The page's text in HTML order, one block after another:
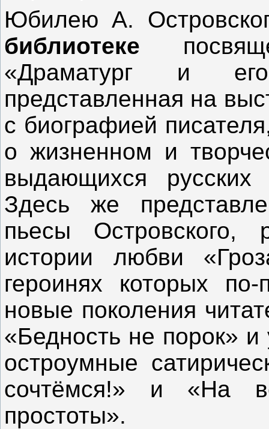
Юбилею А.
библиотеке
«Драматург и
представленная на
с биографией
о жизненном и
выдающихся русских
Здесь же
пьесы Островского,
истории любви
героинях которых
новые поколения
«Бедность не порок»
остроумные
сочтёмся!» и «На
простоты».